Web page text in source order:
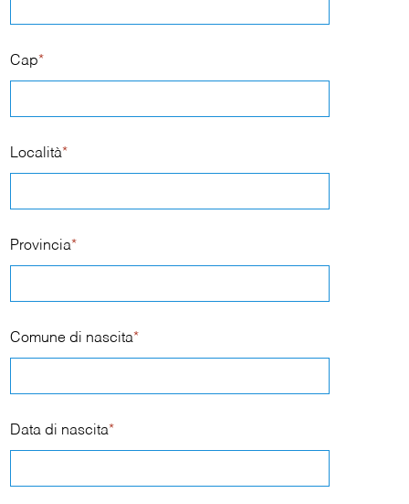
Cap*
Località*
Provincia*
Comune di nascita*
Data di nascita*